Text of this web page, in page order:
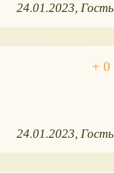
24.01.2023 Гость
24.01.2023 Гость